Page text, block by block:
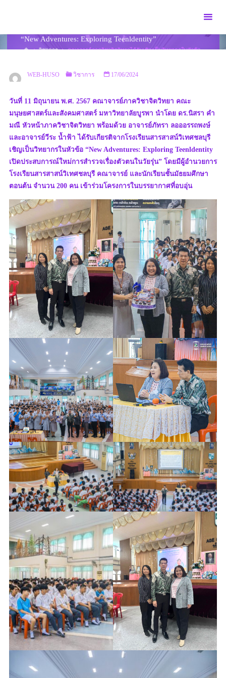
“New Adventures: Exploring Teenldentity”
HOMEวิชาการ
คณาจารย์ภาควิชาจิตวิทยาได้รับเชิญเป็นวิทยากรในหัวข้อ
WEB-HUSO วิชาการ 17/06/2024
วันที่ 11 มิถุนายน พ.ศ. 2567 คณาจารย์ภาควิชาจิตวิทยา คณะ
มนุษยศาสตร์และสังคมศาสตร์ มหาวิทยาลัยบูรพา นำโดย ดร.นิสรา คำ
มณี หัวหน้าภาควิชาจิตวิทยา พร้อมด้วย อาจารย์ภัทรา ลอออรรถพงษ์
และอาจารย์วีระ น้ำฟ้า ได้รับเกียรติจากโรงเรียนสารสาสน์วิเทศชลบุรี
เชิญเป็นวิทยากรในหัวข้อ “New Adventures: Exploring Teenldentity
เปิดประสบการณ์ใหม่การสำรวจเรื่องตัวตนในวัยรุ่น” โดยมีผู้อำนวยการ
โรงเรียนสารสาสน์วิเทศชลบุรี คณาจารย์ และนักเรียนชั้นมัธยมศึกษา
ตอนต้น จำนวน 200 คน เข้าร่วมโครงการในบรรยากาศที่อบอุ่น